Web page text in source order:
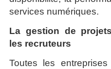
services numériques.
La gestion de
les recruteurs
Toutes les